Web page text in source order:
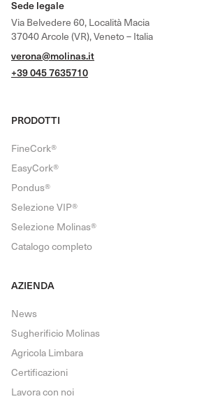
Sede legale
Via Belvedere 60, Località Macia
37040 Arcole (VR), Veneto – Italia
verona@molinas.it
+39 045 7635710
PRODOTTI
FineCork®
EasyCork®
Pondus®
Selezione VIP®
Selezione Molinas®
Catalogo completo
AZIENDA
News
Sugherificio Molinas
Agricola Limbara
Certificazioni
Lavora con noi